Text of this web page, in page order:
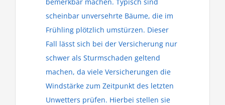
scheinbar unversehrte Bäume, die im
Frühling plötzlich umstürzen. Dieser
Fall lässt sich bei der Versicherung nur
schwer als Sturmschaden geltend
machen, da viele Versicherungen die
Windstärke zum Zeitpunkt des letzten
Unwetters prüfen. Hierbei stellen sie